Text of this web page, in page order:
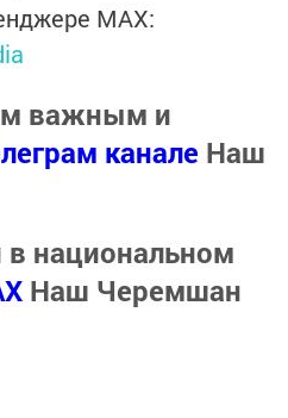
MАХ:
важным и
канале Наш
в национальном
Наш Черемшан